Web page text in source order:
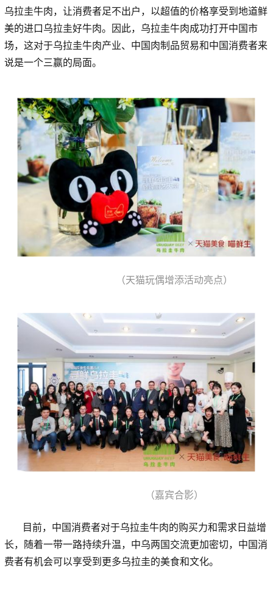
乌拉圭牛肉，让消费者足不出户，以超值的价格享受到地道鲜
美的进口乌拉圭好牛肉。因此，乌拉圭牛肉成功打开中国市
场，这对于乌拉圭牛肉产业、中国肉制品贸易和中国消费者来
说是一个三赢的局面。
（天猫玩偶增添活动亮点）
（嘉宾合影）
目前，中国消费者对于乌拉圭牛肉的购买力和需求日益增
长，随着一带一路持续升温，中乌两国交流更加密切，中国消
费者有机会可以享受到更多乌拉圭的美食和文化。